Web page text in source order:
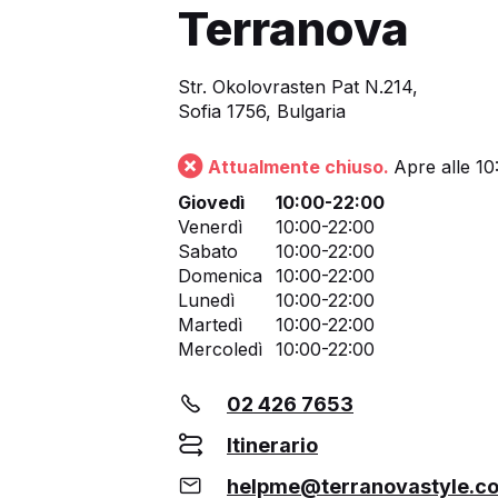
Terranova
Str. Okolovrasten Pat N.214,
Sofia 1756, Bulgaria
Attualmente chiuso. Apre alle
Giovedì
10:00-22:00
Venerdì
10:00-22:00
Sabato
10:00-22:00
Domenica 10:00-22:00
Lunedì
10:00-22:00
Martedì
10:00-22:00
Mercoledì 10:00-22:00
02 426 7653
Itinerario